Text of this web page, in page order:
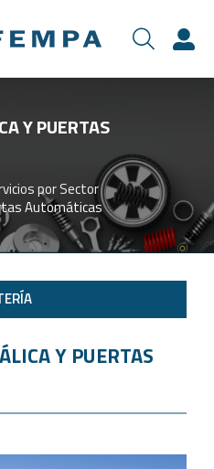
Y PUERTAS
por Sector
Automáticas
Y PUERTAS